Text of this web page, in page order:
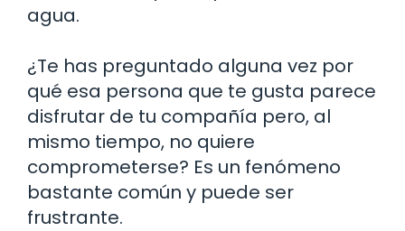
agua.
¿Te has preguntado alguna vez por
qué esa persona que te gusta parece
disfrutar de tu compañía pero, al
mismo tiempo, no quiere
comprometerse? Es un fenómeno
bastante común y puede ser
frustrante.